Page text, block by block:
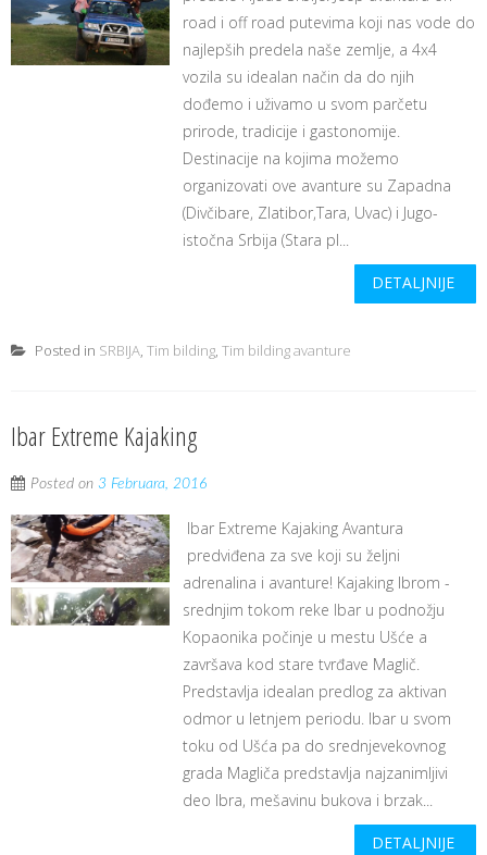
road i off road putevima koji nas vode do
najlepših predela naše zemlje, a 4x4
vozila su idealan način da do njih
dođemo i uživamo u svom parčetu
prirode, tradicije i gastonomije.
Destinacije na kojima možemo
organizovati ove avanture su Zapadna
(Divčibare, Zlatibor,Tara, Uvac) i Jugo-
istočna Srbija (Stara pl...
DETALJNIJE
Posted in SRBIJA, Tim bilding, Tim bilding avanture
Ibar Extreme Kajaking
Posted on 3 Februara, 2016
Ibar Extreme Kajaking Avantura
predviđena za sve koji su željni
adrenalina i avanture! Kajaking Ibrom -
srednjim tokom reke Ibar u podnožju
Kopaonika počinje u mestu Ušće a
završava kod stare tvrđave Maglič.
Predstavlja idealan predlog za aktivan
odmor u letnjem periodu. Ibar u svom
toku od Ušća pa do srednjevekovnog
grada Magliča predstavlja najzanimljivi
deo Ibra, mešavinu bukova i brzak...
DETALJNIJE